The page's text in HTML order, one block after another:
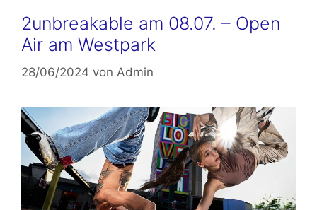
2unbreakable am 08.07. – Open
Air am Westpark
28/06/2024 von Admin